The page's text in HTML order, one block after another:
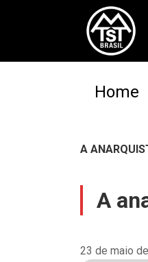
Home
A
A
23 de maio